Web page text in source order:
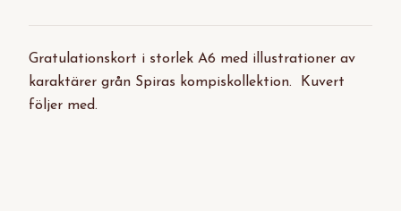
Gratulationskort i storlek A6 med illustrationer av
karaktärer grån Spiras kompiskollektion. Kuvert
följer med.